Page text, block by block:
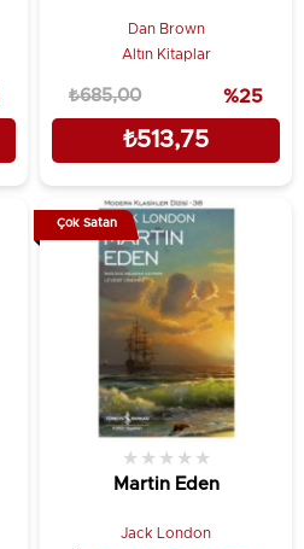
Dan Brown
Altın Kitaplar
₺513,75
₺685,00 %25
Martin Eden
★ ★ ★ ★ ★
Jack London
Çok Satan